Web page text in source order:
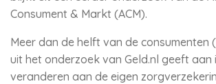
Consument & Markt (ACM).
Meer dan de helft van de consumenten
uit het onderzoek van Geld.nl geeft aan
veranderen aan de eigen